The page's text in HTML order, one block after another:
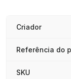
Criador
Referência do
SKU